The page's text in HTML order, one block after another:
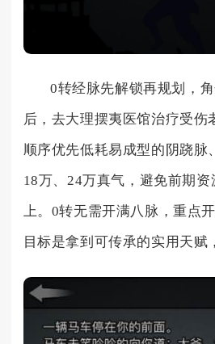
0转经脉先解锁再规划，
后，去大理摆夷医馆治疗受伤
顺序优先低耗易成型的阴跷脉
18万、24万真气，避免前期
上。0转无需开满八脉，重点
目标是拿到可传承的实用天赋